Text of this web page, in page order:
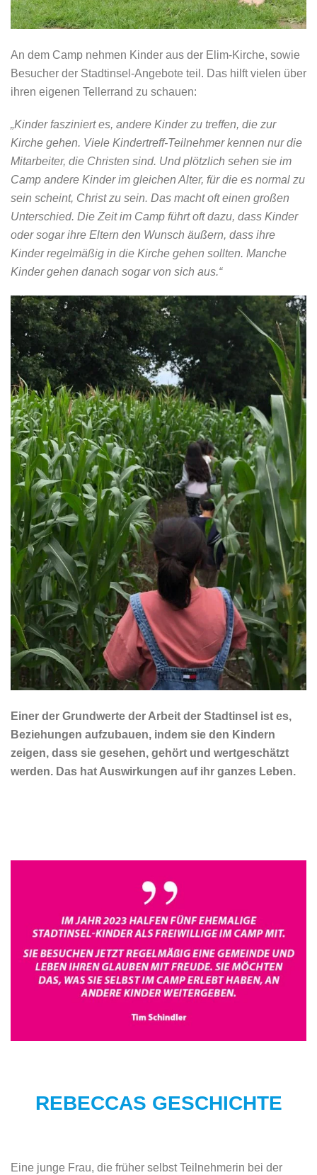
An dem Camp nehmen Kinder aus der Elim-Kirche, sowie
Besucher der Stadtinsel-Angebote teil. Das hilft vielen über
ihren eigenen Tellerrand zu schauen:
„Kinder fasziniert es, andere Kinder zu treffen, die zur
Kirche gehen. Viele Kindertreff-Teilnehmer kennen nur die
Mitarbeiter, die Christen sind. Und plötzlich sehen sie im
Camp andere Kinder im gleichen Alter, für die es normal zu
sein scheint, Christ zu sein. Das macht oft einen großen
Unterschied. Die Zeit im Camp führt oft dazu, dass Kinder
oder sogar ihre Eltern den Wunsch äußern, dass ihre
Kinder regelmäßig in die Kirche gehen sollten. Manche
Kinder gehen danach sogar von sich aus.“
Einer der Grundwerte der Arbeit der Stadtinsel ist es,
Beziehungen aufzubauen, indem sie den Kindern
zeigen, dass sie gesehen, gehört und wertgeschätzt
werden. Das hat Auswirkungen auf ihr ganzes Leben.
REBECCAS GESCHICHTE
Eine junge Frau, die früher selbst Teilnehmerin bei der